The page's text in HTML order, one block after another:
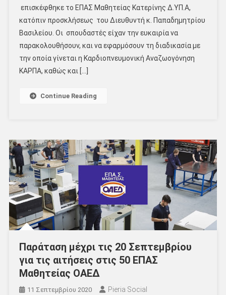
επισκέφθηκε το ΕΠΑΣ Μαθητείας Κατερίνης Δ.ΥΠ.Α,
κατόπιν προσκλήσεως του Διευθυντή κ. Παπαδημητρίου
Βασιλείου. Οι σπουδαστές είχαν την ευκαιρία να
παρακολουθήσουν, και να εφαρμόσουν τη διαδικασία με
την οποία γίνεται η Καρδιοπνευμονική Αναζωογόνηση
ΚΑΡΠΑ, καθώς και […]
Continue Reading
Παράταση μέχρι τις 20 Σεπτεμβρίου
για τις αιτήσεις στις 50 ΕΠΑΣ
Μαθητείας ΟΑΕΔ
11 Σεπτεμβρίου 2020 Pieria Social